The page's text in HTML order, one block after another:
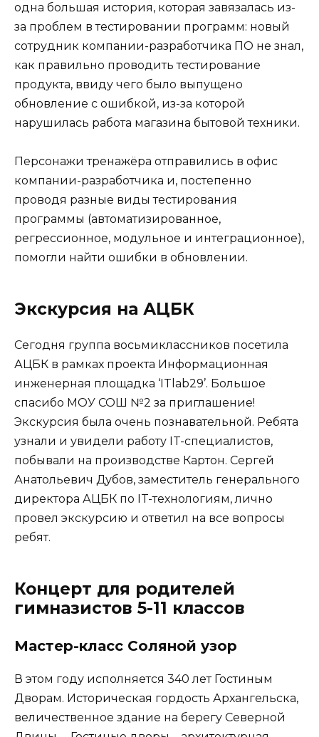
одна большая история, которая завязалась из-
за проблем в тестировании программ: новый
сотрудник компании-разработчика ПО не знал,
как правильно проводить тестирование
продукта, ввиду чего было выпущено
обновление с ошибкой, из-за которой
нарушилась работа магазина бытовой техники.
Персонажи тренажёра отправились в офис
компании-разработчика и, постепенно
проводя разные виды тестирования
программы (автоматизированное,
регрессионное, модульное и интеграционное),
помогли найти ошибки в обновлении.
Экскурсия на АЦБК
Сегодня группа восьмиклассников посетила
АЦБК в рамках проекта Информационная
инженерная площадка ‘ITlab29’. Большое
спасибо МОУ СОШ №2 за приглашение!
Экскурсия была очень познавательной. Ребята
узнали и увидели работу IT-специалистов,
побывали на производстве Картон. Сергей
Анатольевич Дубов, заместитель генерального
директора АЦБК по IT-технологиям, лично
провел экскурсию и ответил на все вопросы
ребят.
Концерт для родителей
гимназистов 5-11 классов
Мастер-класс Соляной узор
В этом году исполняется 340 лет Гостиным
Дворам. Историческая гордость Архангельска,
величественное здание на берегу Северной